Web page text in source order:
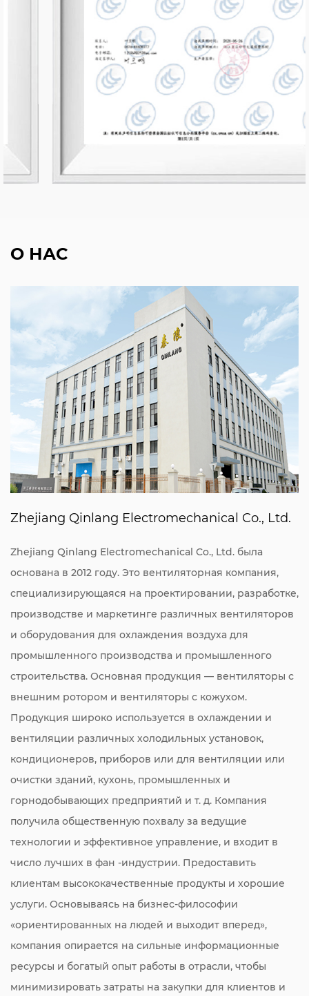
О НАС
Zhejiang Qinlang Electromechanical Co., Ltd.
Zhejiang Qinlang Electromechanical Co., Ltd. была
основана в 2012 году. Это вентиляторная компания,
специализирующаяся на проектировании, разработке,
производстве и маркетинге различных вентиляторов
и оборудования для охлаждения воздуха для
промышленного производства и промышленного
строительства. Основная продукция — вентиляторы с
внешним ротором и вентиляторы с кожухом.
Продукция широко используется в охлаждении и
вентиляции различных холодильных установок,
кондиционеров, приборов или для вентиляции или
очистки зданий, кухонь, промышленных и
горнодобывающих предприятий и т. д. Компания
получила общественную похвалу за ведущие
технологии и эффективное управление, и входит в
число лучших в фан -индустрии. Предоставить
клиентам высококачественные продукты и хорошие
услуги. Основываясь на бизнес-философии
«ориентированных на людей и выходит вперед»,
компания опирается на сильные информационные
ресурсы и богатый опыт работы в отрасли, чтобы
минимизировать затраты на закупки для клиентов и